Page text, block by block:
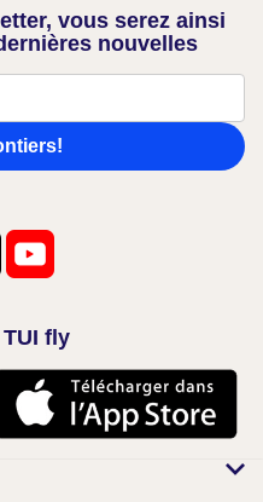
vous serez ainsi
nouvelles
fly